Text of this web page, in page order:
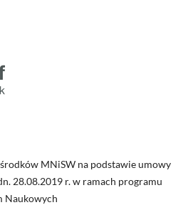
MNiSW na podstawie umowy
28.08.2019 r. w ramach programu
Naukowych